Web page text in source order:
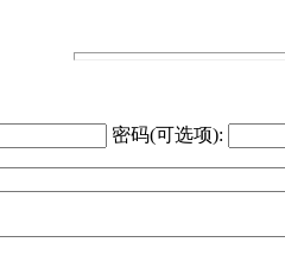
密码(可选项):